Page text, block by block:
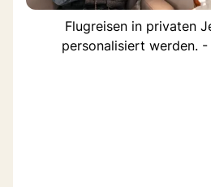
Flugreisen in privaten
personalisiert werden.